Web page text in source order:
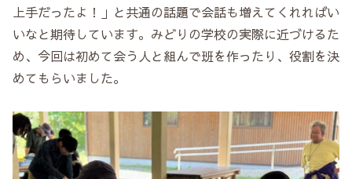
上手だったよ！」と共通の話題で会話も増えてくれればい
いなと期待しています。みどりの学校の実際に近づけるた
め、今回は初めて会う人と組んで班を作ったり、役割を決
めてもらいました。